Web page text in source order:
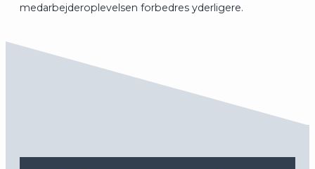
medarbejderoplevelsen forbedres yderligere.